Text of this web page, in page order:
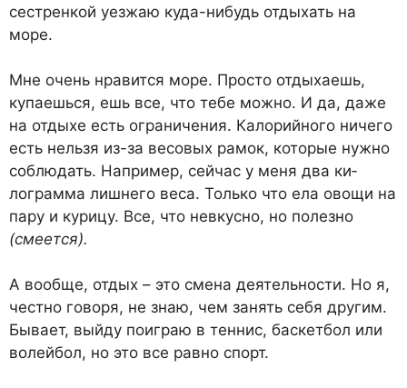
сестрен­кой уезжаю куда-нибудь отды­хать на
море.
Мне очень нравится море. Просто отдыхаешь,
купаешься, ешь все, что тебе можно. И да, даже
на отдыхе есть ограниче­ния. Калорийного ничего
есть нельзя из-за весовых рамок, ко­торые нужно
соблюдать. На­пример, сейчас у меня два ки­
лограмма лишнего веса. Только что ела овощи на
пару и кури­цу. Все, что невкусно, но полез­но
(смеется).
А вообще, отдых – это смена деятельности. Но я,
честно го­воря, не знаю, чем занять себя другим.
Бывает, выйду поиграю в теннис, баскетбол или
волей­бол, но это все равно спорт.